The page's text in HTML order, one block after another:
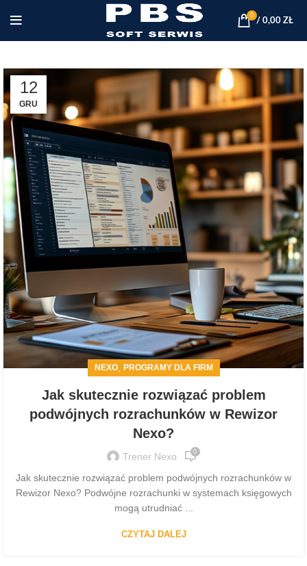
0
/ 0,00 ZŁ
12
GRU
NEXO, PROGRAMY DLA FIRM
Jak skutecznie rozwiązać problem
podwójnych rozrachunków w Rewizor
Nexo?
Trener Nexo 0
Jak skutecznie rozwiązać problem podwójnych rozrachunków w
Rewizor Nexo? Podwójne rozrachunki w systemach księgowych
mogą utrudniać ...
CZYTAJ DALEJ